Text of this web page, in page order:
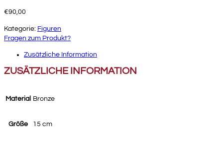
€90,00
Kategorie: Figuren
Fragen zum Produkt?
Zusätzliche Information
ZUSÄTZLICHE INFORMATION
Material Bronze
Größe 15 cm